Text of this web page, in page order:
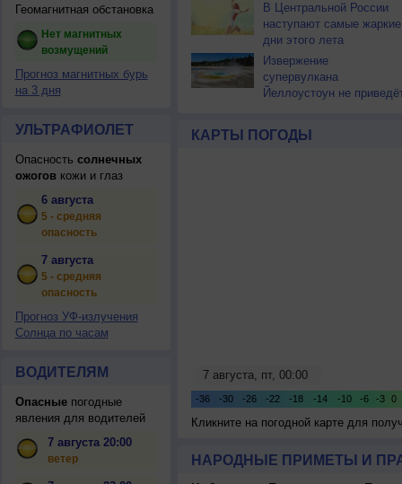
Геомагнитная обстановка
Нет магнитных
возмущений
Прогноз магнитных бурь
на 3 дня
УЛЬТРАФИОЛЕТ
Опасность солнечных
ожоговкожи и глаз
6 августа
5 - средняя
опасность
7 августа
5 - средняя
опасность
Прогноз УФ-излучения
Солнца по часам
ВОДИТЕЛЯМ
Опасныепогодные
явления для водителей
7 августа 20:00
ветер
В Центральной России
наступают самые жаркие
дни этого лета
Извержение
супервулкана
Йеллоустоун не
КАРТЫ ПОГОДЫ
Кликните на погодной карте для
НАРОДНЫЕ ПРИМЕТЫ И